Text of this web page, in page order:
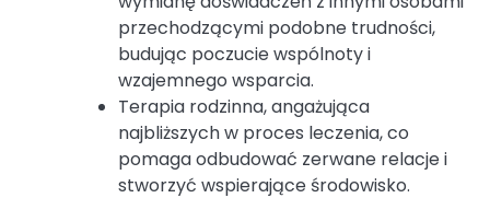
przechodzącymi podobne trudności,
budując poczucie wspólnoty i
wzajemnego wsparcia.
Terapia rodzinna, angażująca
najbliższych w proces leczenia, co
pomaga odbudować zerwane relacje i
stworzyć wspierające środowisko.